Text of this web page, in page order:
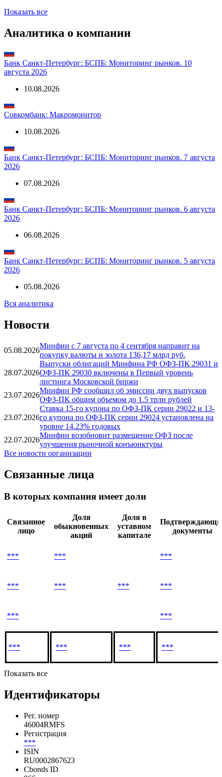
Показать все
Аналитика о компании
Банк Санкт-Петербург: БСПБ: Мониторинг рынков. 10
августа 2026
10.08.2026
Совкомбанк: Макромонитор
10.08.2026
Банк Санкт-Петербург: БСПБ: Мониторинг рынков. 7 августа
2026
07.08.2026
Банк Санкт-Петербург: БСПБ: Мониторинг рынков. 6 августа
2026
06.08.2026
Банк Санкт-Петербург: БСПБ: Мониторинг рынков. 5 августа
2026
05.08.2026
Вся аналитика
Новости
05.08.2026
Минфин с 7 августа по 4 сентября направит на
покупку валюты и золота 136,17 млрд руб.
28.07.2026
Выпуски облигаций Минфина РФ ОФЗ-ПК 29031 и
ОФЗ-ПК 29030 включены в Первый уровень
листинга Московской биржи
23.07.2026
Минфин РФ сообщил об эмиссии двух выпусков
ОФЗ-ПК общим объемом до 1.5 трлн рублей
23.07.2026
Ставка 15-го купона по ОФЗ-ПК серии 29022 и 13-
го купона по ОФЗ-ПК серии 29024 установлена на
уровне 14.23% годовых
22.07.2026
Минфин возобновит размещение ОФЗ после
улучшения рыночной конъюнктуры
Все новости организации
Связанные лица
В которых компания имеет доли
Связанное
лицо
Доля
обыкновенных
акций
Доля в
уставном
капитале
документы
*** *** ***
*** *** *** ***
*** ***
*** *** *** ***
Показать все
Идентификаторы
Рег. номер
46004RMFS
Регистрация
***
ISIN
RU0002867623
Cbonds ID